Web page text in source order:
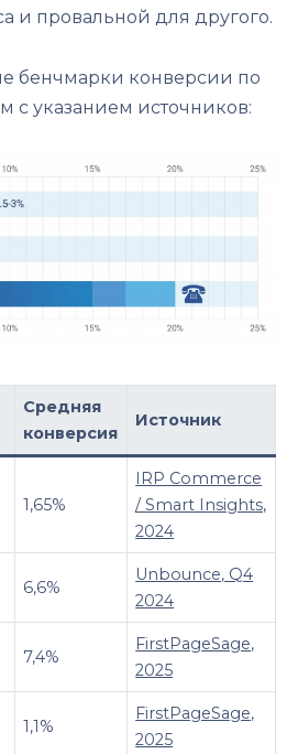
и провальной для другого.
бенчмарки конверсии по
с указанием источников:
Средняя
конверсия
Источник
1,65%
IRP Commerce
/ Smart Insights,
2024
6,6%
Unbounce, Q4
2024
7,4%
FirstPageSage,
2025
1,1%
FirstPageSage,
2025